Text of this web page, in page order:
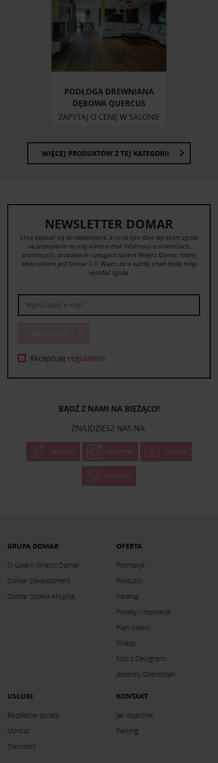
PODŁOGA DREWNIANA
DĘBOWA QUERCUS
ZAPYTAJ O CENĘ W SALONIE
WIĘCEJ PRODUKTÓW Z TEJ KATEGORII
NEWSLETTER DOMAR
Chcę zapisać się do newslettera, a co za tym idzie wyrażam zgodę
na przesyłanie na mój adres e-mail informacji o nowościach,
promocjach, produktach i usługach Galerii Wnętrz Domar, której
właścicielem jest Domar S.A. Wiem, że w każdej chwili będę mógł
wycofać zgodę.
Akceptuję regulamin
BĄDŹ Z NAMI NA BIEŻĄCO!
ZNAJDZIESZ NAS NA:
FACEBOOK INSTAGRAM YOUTUBE
PINTEREST
GRUPA DOMAR
O Galerii Wnętrz Domar
Domar Development
Domar Spółka Akcyjna
OFERTA
Promocje
Produkty
Katalog
Porady i inspiracje
Plan Galerii
Sklepy
Noc z Designem
Jesienny Dobrostan
USŁUGI
Bezpłatne porady
Montaż
Transport
KONTAKT
Jak dojechać
Parking